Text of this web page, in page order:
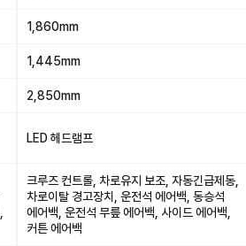
1,860mm
1,445mm
2,850mm
LED 헤드램프
크루즈 컨트롤, 차로유지 보조, 자동긴급제동,
차로이탈 경고장치, 운전석 에어백, 동승석
에어백, 운전석 무릎 에어백, 사이드 에어백,
커튼 에어백